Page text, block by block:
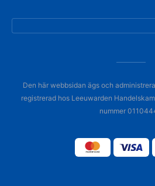
Den här webbsidan ägs och
registrerad hos Leeuwarden
nummer